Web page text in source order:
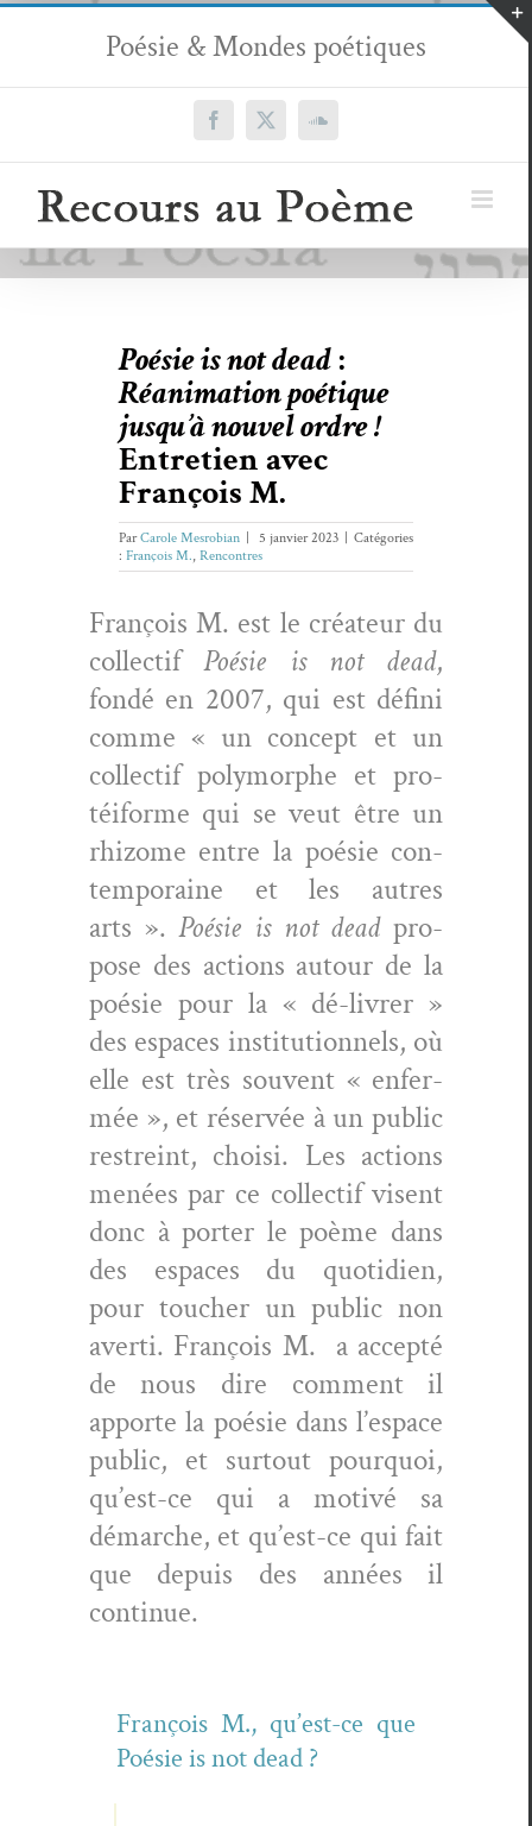
Passer
contenu
Poésie & Mondes poétiques
Facebook
X SoundCloud
Poésie is not dead:
Réanimation poétique
jusqu’à nouvel ordre !
Entretien avec
François M.
ParCarole Mesrobian 5 janvier 2023
Catégories
: François M., Rencontres
François M. est le créa­teur du
col­lec­tifPoésie is not dead,
fondé en 2007, qui est défi­ni
comme « un con­cept et un
col­lec­tif poly­mor­phe et pro­
téi­forme qui se veut être un
rhi­zome entre la poésie con­
tem­po­raine et les autres
arts ».Poésie is not deadpro­
pose des actions autour de la
poésie pour la « dé-livr­er »
des espaces insti­tu­tion­nels, où
elle est très sou­vent « enfer­
mée », et réservée à un pub­lic
restreint, choisi. Les actions
menées par ce col­lec­tif visent
donc à porter le poème dans
des espaces du quo­ti­di­en,
pour touch­er un pub­lic non
aver­ti. François M. a accep­té
de nous dire com­ment il
apporte la poésie dans l’e­space
pub­lic, et surtout pourquoi,
qu’est-ce qui a motivé sa
démarche, et qu’est-ce qui fait
que depuis des années il
continue.
François M., qu’est-ce que
Poésie is not dead ?